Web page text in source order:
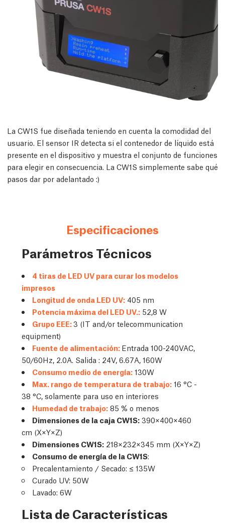
La CW1S fue diseñada teniendo en cuenta la comodidad del
usuario. El sensor IR detecta si el contenedor de líquido está
presente en el dispositivo y muestra el conjunto de funciones
para elegir en consecuencia. La CW1S simplemente sabe qué
pasos dar por adelantado :)
Especificaciones
Parámetros Técnicos
4 tiras de LED UV para curar los modelos
impresos
Longitud de onda LED UV: 405 nm
Potencia máxima del LED UV.: 52,8 W
Grupo EEE:3 (IT and/or telecommunication
equipment)
Fuente de alimentación: Entrada 100-240VAC,
50/60Hz, 2.0A. Salida : 24V, 6.67A, 160W
Consumo medio de energía: 130W
Max. rango de temperatura de trabajo: 16 °C -
38 °C, solamente para uso en interiores
Humedad de trabajo: 85 % o menos
Dimensiones de la caja CW1S: 390×400×460
cm (X×Y×Z)
Dimensiones CW1S: 218×232×345 mm (X×Y×Z)
Consumo de energía de la CW1S:
Precalentamiento / Secado: ≤ 135W
Curado UV: 50W
Lavado: 6W
Lista de Características